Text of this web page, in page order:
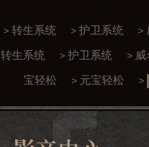
> 转生系统 > 护卫系统 >
转生系统 > 护卫系统 >
宝轻松 > 元宝轻松 >